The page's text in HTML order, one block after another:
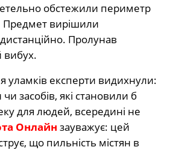
обстежили периметр
Предмет вирішили
Пролунав
вибух.
уламків експерти видихнули:
засобів, які становили б
для людей, всередині не
Онлайн зауважує: цей
що пильність містян в